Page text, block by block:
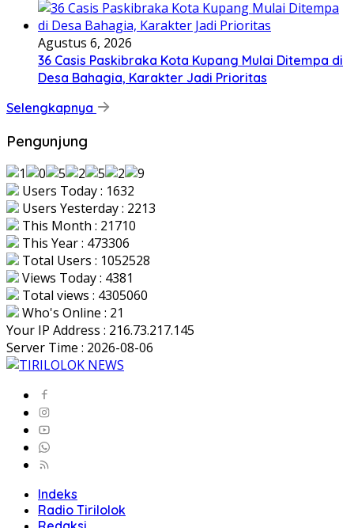
Agustus 6, 2026
36 Casis Paskibraka Kota Kupang Mulai Ditempa di
Desa Bahagia, Karakter Jadi Prioritas
Selengkapnya
Pengunjung
Users Today : 1632
Users Yesterday : 2213
This Month : 21710
This Year : 473306
Total Users : 1052528
Views Today : 4381
Total views : 4305060
Who's Online : 21
Your IP Address : 216.73.217.145
Server Time : 2026-08-06
Indeks
Radio Tirilolok